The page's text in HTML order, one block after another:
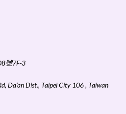
號7F-3
Da’an Dist., Taipei City 106 , Taiwan